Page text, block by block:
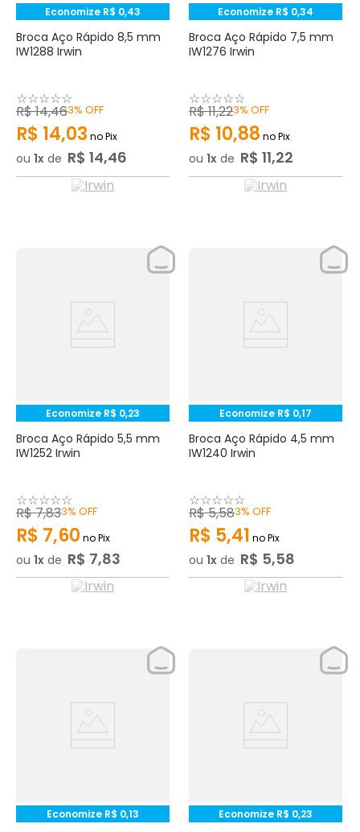
Economize R$ 0,43
Broca Aço Rápido 8,5 mm
IW1288 Irwin
☆☆☆☆☆
R$14,463% OFF
R$ 14,03 no Pix
ou 1 de R$ 14,46
Economize R$ 0,34
Broca Aço Rápido 7,5 mm
IW1276 Irwin
☆☆☆☆☆
R$11,223% OFF
R$ 10,88 no Pix
ou 1 de R$ 11,22
Economize R$ 0,23
Broca Aço Rápido 5,5 mm
IW1252 Irwin
☆☆☆☆☆
R$7,833% OFF
R$ 7,60 no Pix
ou 1 de R$ 7,83
Economize R$ 0,17
Broca Aço Rápido 4,5 mm
IW1240 Irwin
☆☆☆☆☆
R$5,583% OFF
R$ 5,41 no Pix
ou 1 de R$ 5,58
Economize R$ 0,13 Economize R$ 0,23